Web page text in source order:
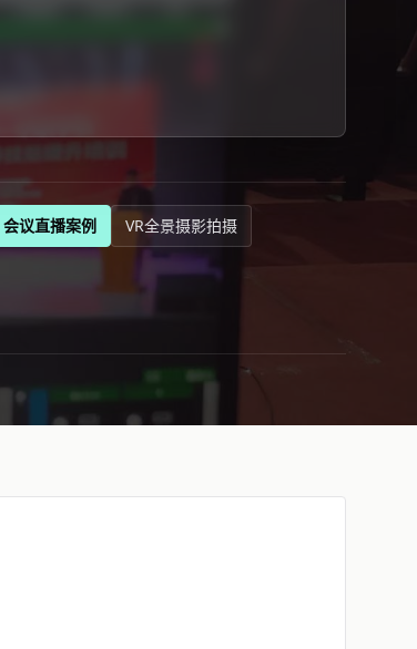
会议直播案例
VR全景摄影拍摄